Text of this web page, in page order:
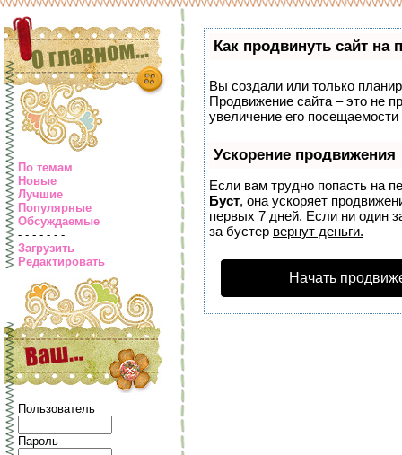
По темам
Новые
Лучшие
Популярные
Обсуждаемые
- - - - - - -
Загрузить
Редактировать
Пользователь
Пароль
Как продвинуть сайт на
Вы создали или только
Продвижение сайта – это не
увеличение его
Ускорение продвижения
Если вам трудно попасть на
Буст, она ускоряет
первых 7 дней. Если ни один
за бустер вернут деньги.
Начать